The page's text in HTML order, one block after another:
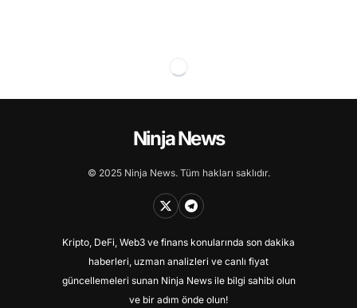
Ninja News
© 2025 Ninja News. Tüm hakları saklıdır.
Kripto, DeFi, Web3 ve finans konularında son dakika
haberleri, uzman analizleri ve canlı fiyat
güncellemeleri sunan Ninja News ile bilgi sahibi olun
ve bir adım önde olun!